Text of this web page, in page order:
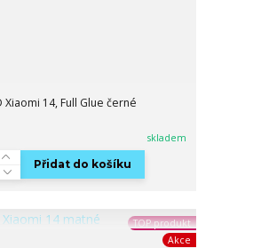
Xiaomi 14, Full Glue černé
skladem
Přidat do košíku
TOP produkt
Akce